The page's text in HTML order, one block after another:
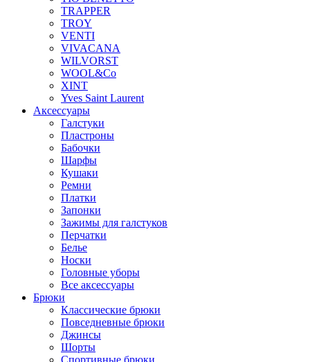
TRAPPER
TROY
VENTI
VIVACANA
WILVORST
WOOL&Co
XINT
Yves Saint Laurent
Аксессуары
Галстуки
Пластроны
Бабочки
Шарфы
Кушаки
Ремни
Платки
Запонки
Зажимы для галстуков
Перчатки
Белье
Носки
Головные уборы
Все аксессуары
Брюки
Классические брюки
Повседневные брюки
Джинсы
Шорты
Спортивные брюки